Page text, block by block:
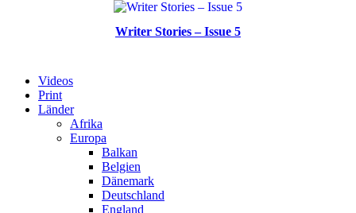
Writer Stories – Issue 5
Videos
Print
Länder
Afrika
Europa
Balkan
Belgien
Dänemark
Deutschland
England